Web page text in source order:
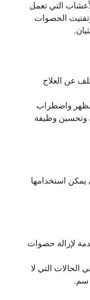
التي تعمل
الحصوات
عن العلاج
واضطراب
وتحسين وظيفة
استخدامها
لإزالة حصوات
التي لا